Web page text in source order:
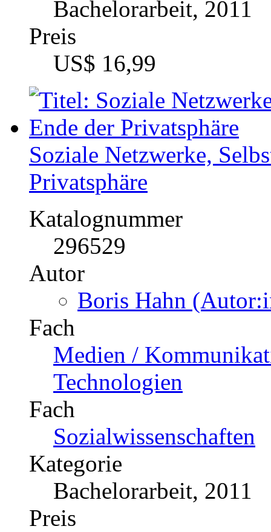
Fach
Sozialwissenschaften
Kategorie
Bachelorarbeit, 2011
Preis
US$ 16,99
Telecommunication
Internet Access and
Polytechnic Students
Katalognummer
352117
Autor
Oyebola Blessed
Fach
Kategorie
Fachbuch, 2017